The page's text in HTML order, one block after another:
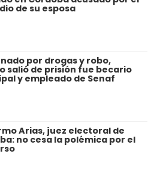
de su esposa
por drogas y robo,
salió de prisión fue becario
y empleado de Senaf
Arias, juez electoral de
no cesa la polémica por el